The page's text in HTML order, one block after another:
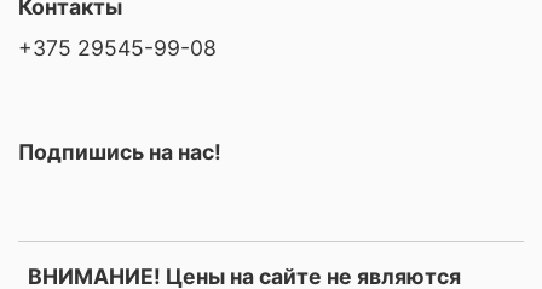
ВНИМАНИЕ! Цены на сайте не являются
Контакты
+375 29545-99-08
Подпишись на нас!